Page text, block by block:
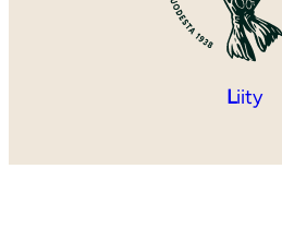
Liity